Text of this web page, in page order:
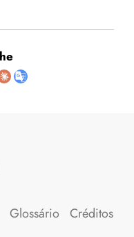
Glossário Créditos